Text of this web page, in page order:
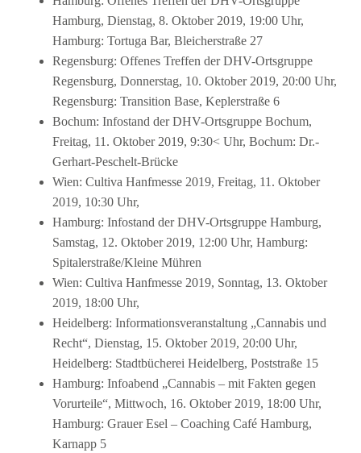
Hamburg, Dienstag, 8. Oktober 2019, 19:00 Uhr,
Hamburg: Tortuga Bar, Bleicherstraße 27
Regensburg: Offenes Treffen der DHV-Ortsgruppe
Regensburg, Donnerstag, 10. Oktober 2019, 20:00 Uhr,
Regensburg: Transition Base, Keplerstraße 6
Bochum: Infostand der DHV-Ortsgruppe Bochum,
Freitag, 11. Oktober 2019, 9:30< Uhr, Bochum: Dr.-
Gerhart-Peschelt-Brücke
Wien: Cultiva Hanfmesse 2019, Freitag, 11. Oktober
2019, 10:30 Uhr,
Hamburg: Infostand der DHV-Ortsgruppe Hamburg,
Samstag, 12. Oktober 2019, 12:00 Uhr, Hamburg:
Spitalerstraße/Kleine Mühren
Wien: Cultiva Hanfmesse 2019, Sonntag, 13. Oktober
2019, 18:00 Uhr,
Heidelberg: Informationsveranstaltung „Cannabis und
Recht“, Dienstag, 15. Oktober 2019, 20:00 Uhr,
Heidelberg: Stadtbücherei Heidelberg, Poststraße 15
Hamburg: Infoabend „Cannabis – mit Fakten gegen
Vorurteile“, Mittwoch, 16. Oktober 2019, 18:00 Uhr,
Hamburg: Grauer Esel – Coaching Café Hamburg,
Karnapp 5